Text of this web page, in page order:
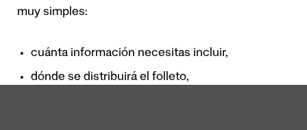
muy simples:
cuánta información necesitas incluir,
dónde se distribuirá el folleto,